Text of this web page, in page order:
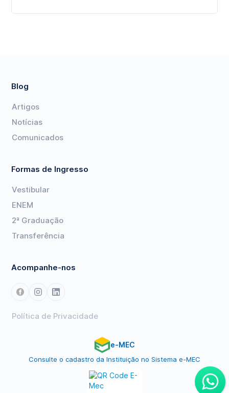
Blog
Artigos
Notícias
Comunicados
Formas de Ingresso
Vestibular
ENEM
2ª Graduação
Transferência
Acompanhe-nos
Política de Privacidade
e-MEC
Consulte o cadastro da Instituição no Sistema e-MEC